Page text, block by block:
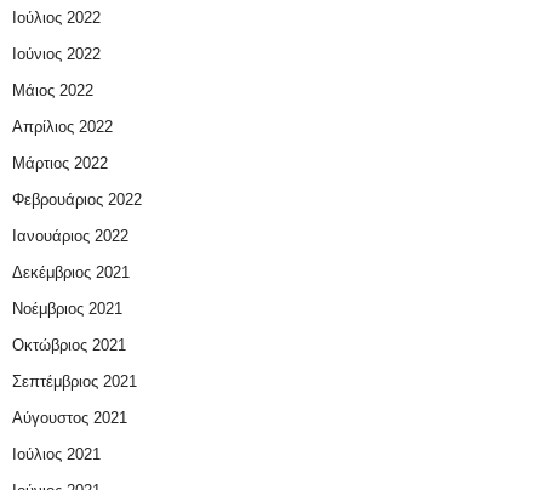
Ιούλιος 2022
Ιούνιος 2022
Μάιος 2022
Απρίλιος 2022
Μάρτιος 2022
Φεβρουάριος 2022
Ιανουάριος 2022
Δεκέμβριος 2021
Νοέμβριος 2021
Οκτώβριος 2021
Σεπτέμβριος 2021
Αύγουστος 2021
Ιούλιος 2021